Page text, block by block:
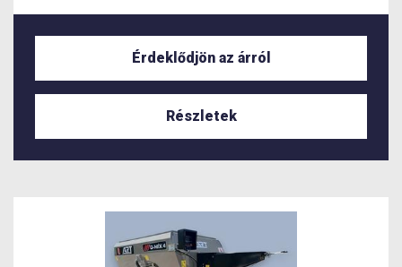
Érdeklődjön az árról
Részletek